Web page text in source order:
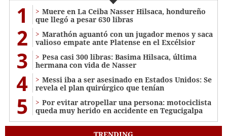
1
Muere en La Ceiba Nasser Hilsaca, hondureño
que llegó a pesar 630 libras
2
Marathón aguantó con un jugador menos y saca
valioso empate ante Platense en el Excélsior
3
Pesa casi 300 libras: Basima Hilsaca, última
hermana con vida de Nasser
4
Messi iba a ser asesinado en Estados Unidos: Se
revela el plan quirúrgico que tenían
5
Por evitar atropellar una persona: motociclista
queda muy herido en accidente en Tegucigalpa
TRENDING